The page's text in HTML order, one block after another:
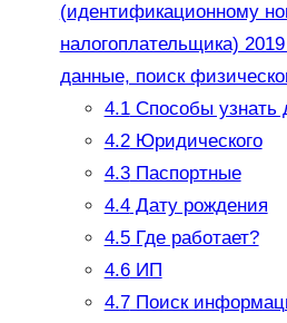
(идентификационному
налогоплательщика)
данные, поиск
4.1Способы узнать
4.2Юридического
4.3Паспортные
4.4Дату рождения
4.5Где работает?
4.6ИП
4.7Поиск